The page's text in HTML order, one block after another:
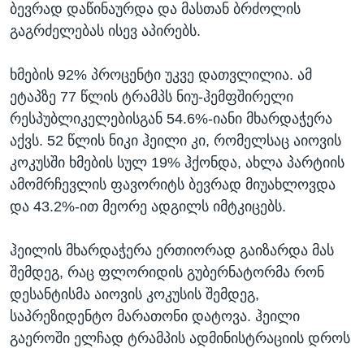
ბევრად დაწინაურდა და მასთან ბრძოლის
გაგრძელებას ისევ აპირებს.
ხმების 92% პროცენტი უკვე დათვლილია. ამ
ეტაპზე 77 წლის ტრამპს ნიუ-ჰემფშირელი
რესპუბლიკელებისგან 54.6%-იანი მხარდაჭერა
აქვს. 52 წლის ნიკი ჰეილი კი, რომელსაც აიოვის
კოკუსში ხმების სულ 19% ჰქონდა, ახლა პარტიის
ამომრჩევლის ფავორიტს ბევრად მიუახლოვდა
და 43.2%-ით მეორე ადგილს იმტკიცებს.
ჰეილის მხარდაჭერა ერთიორად გაიზარდა მას
შემდეგ, რაც ფლორიდის გუბერნატორმა რონ
დესანტისმა აიოვის კოკუსის შემდეგ,
საპრეზიდენტო მარათონი დატოვა. ჰეილი
გაეროში ელჩად ტრამპის ადმინისტრაციის დროს